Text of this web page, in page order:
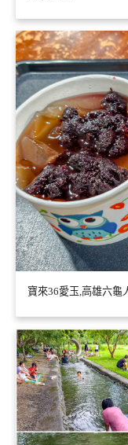
寶來36愛玉,高雄六龜